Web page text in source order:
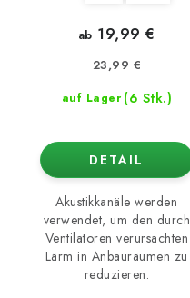
auf Lager (6 Stk.)
ab 19,99 €
23,99 €
DETAIL
Akustikkanäle werden
verwendet, um den durch
Ventilatoren verursachten
Lärm in Anbauräumen zu
reduzieren.